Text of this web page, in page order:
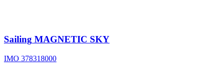
Sailing MAGNETIC SKY
IMO 378318000